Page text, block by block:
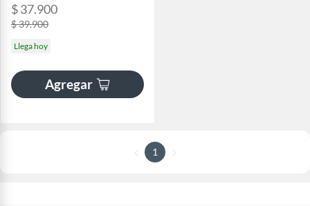
$ 37.900
$ 39.900
Llega hoy
Agregar
1